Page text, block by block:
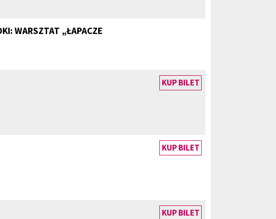
WARSZTAT „ŁAPACZE
KUP BILET
KUP BILET
KUP BILET